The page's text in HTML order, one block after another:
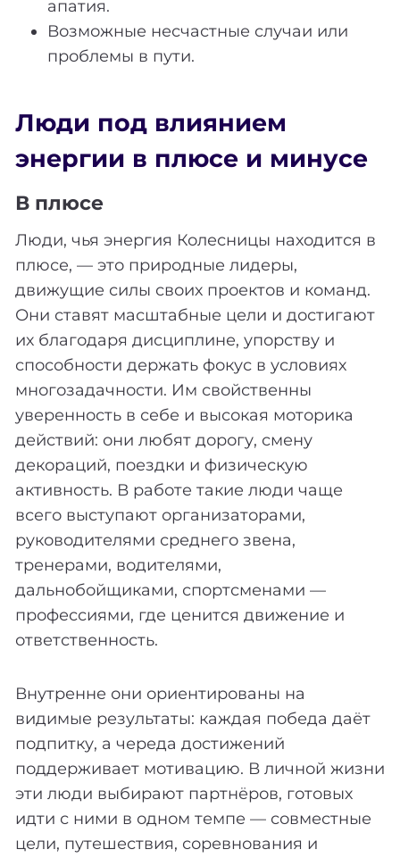
апатия.
Возможные несчастные случаи или
проблемы в пути.
Люди под влиянием
энергии в плюсе и минусе
В плюсе
Люди, чья энергия Колесницы находится в
плюсе, — это природные лидеры,
движущие силы своих проектов и команд.
Они ставят масштабные цели и достигают
их благодаря дисциплине, упорству и
способности держать фокус в условиях
многозадачности. Им свойственны
уверенность в себе и высокая моторика
действий: они любят дорогу, смену
декораций, поездки и физическую
активность. В работе такие люди чаще
всего выступают организаторами,
руководителями среднего звена,
тренерами, водителями,
дальнобойщиками, спортсменами —
профессиями, где ценится движение и
ответственность.
Внутренне они ориентированы на
видимые результаты: каждая победа даёт
подпитку, а череда достижений
поддерживает мотивацию. В личной жизни
эти люди выбирают партнёров, готовых
идти с ними в одном темпе — совместные
цели, путешествия, соревнования и